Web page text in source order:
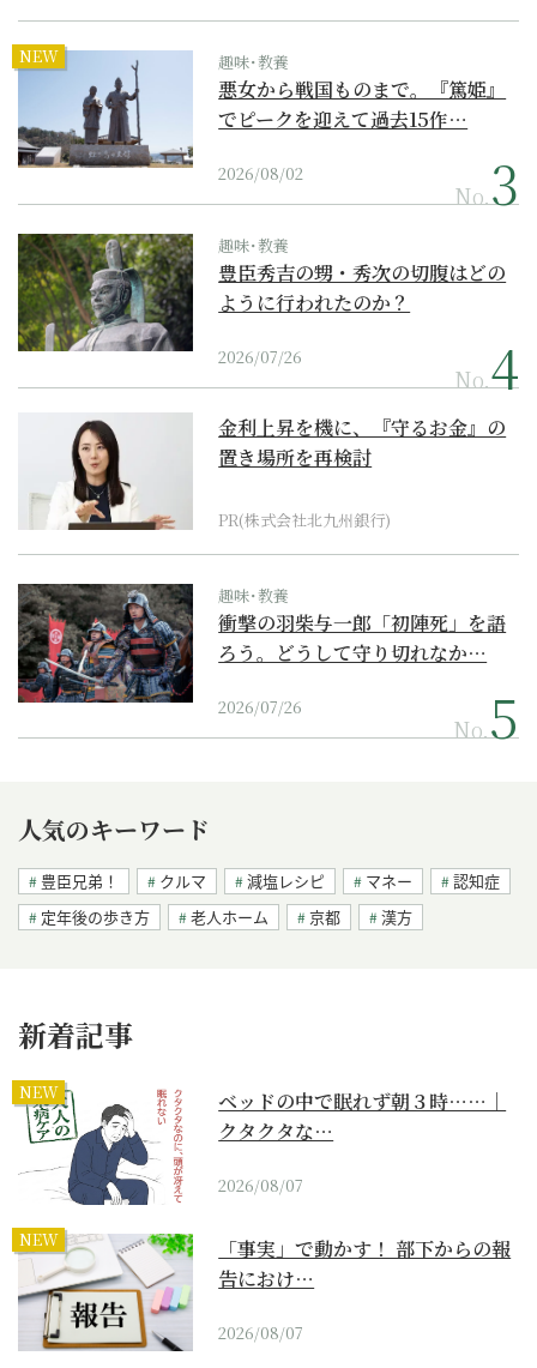
NEW 趣味･教養
悪女から戦国ものまで。『篤姫』
でピークを迎えて過去15作…
2026/08/02
No.
趣味･教養
豊臣秀吉の甥・秀次の切腹はどの
ように行われたのか？
2026/07/26
No.
金利上昇を機に、『守るお金』の
置き場所を再検討
PR(株式会社北九州銀行)
趣味･教養
衝撃の羽柴与一郎「初陣死」を語
ろう。どうして守り切れなか…
2026/07/26
No.
人気のキーワード
豊臣兄弟！ クルマ 減塩レシピ マネー
認知症
定年後の歩き方
老人ホーム 京都 漢方
新着記事
NEW
ベッドの中で眠れず朝３時……｜
クタクタな…
2026/08/07
NEW
「事実」で動かす！ 部下からの報
告におけ…
2026/08/07